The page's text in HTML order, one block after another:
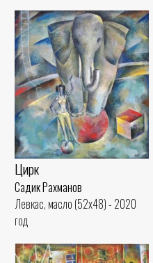
Цирк
Садик Рахманов
Левкас, масло (52x48) - 2020
год